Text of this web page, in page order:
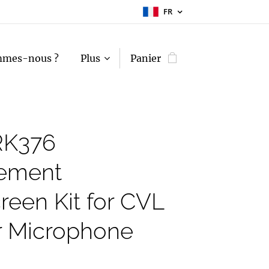
FR
nous ? Plus Panier
Kit for CVL
Microphone